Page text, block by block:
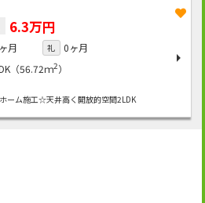
6.3万円
月 礼
0ヶ月
（56.72ｍ2）
ーム施工☆天井高く開放的空間2LDK